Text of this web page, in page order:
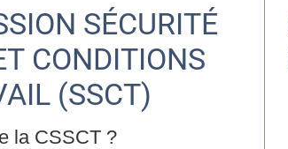
SÉCURITÉ
CONDITIONS
(SSCT)
la CSSCT ?